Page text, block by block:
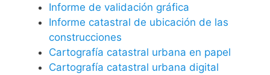
Informe de validación gráfica
Informe catastral de ubicación de las
construcciones
Cartografía catastral urbana en papel
Cartografía catastral urbana digital